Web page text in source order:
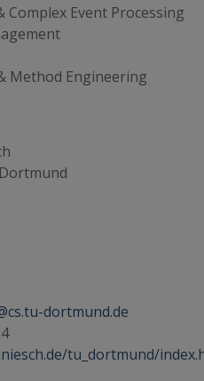
Complex Event Processing
Method Engineering
dortmund.de
tu_dortmund/